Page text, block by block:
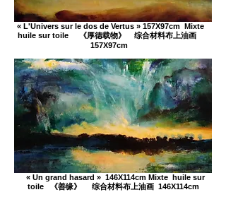
« L'Univers sur le dos de Vertus » 157X97cm Mixte
huile sur toile 《厚德载物》 综合材料布上油画
157X97cm
« Un grand hasard » 146X114cm Mixte huile sur
toile 《善缘》 综合材料布上油画 146X114cm